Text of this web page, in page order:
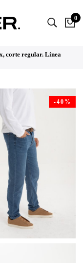
0
corte regular. Línea
-40%